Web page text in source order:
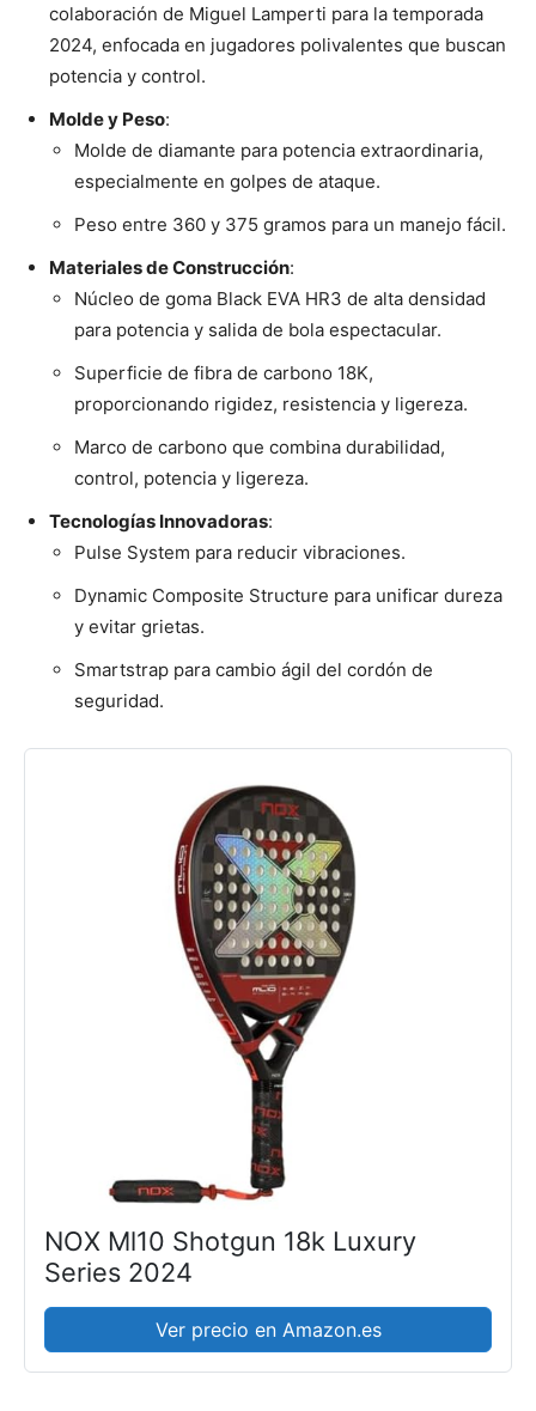
colaboración de Miguel Lamperti para la temporada
2024, enfocada en jugadores polivalentes que buscan
potencia y control.
Molde y Peso:
Molde de diamante para potencia extraordinaria,
especialmente en golpes de ataque.
Peso entre 360 y 375 gramos para un manejo fácil.
Materiales de Construcción:
Núcleo de goma Black EVA HR3 de alta densidad
para potencia y salida de bola espectacular.
Superficie de fibra de carbono 18K,
proporcionando rigidez, resistencia y ligereza.
Marco de carbono que combina durabilidad,
control, potencia y ligereza.
Tecnologías Innovadoras:
Pulse System para reducir vibraciones.
Dynamic Composite Structure para unificar dureza
y evitar grietas.
Smartstrap para cambio ágil del cordón de
seguridad.
NOX Ml10 Shotgun 18k Luxury
Series 2024
Ver precio en Amazon.es